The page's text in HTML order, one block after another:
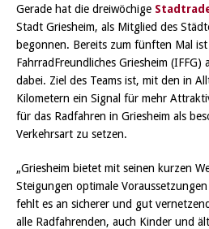
Gerade hat die dreiwöchige
Stadt Griesheim, als Mitglied des
begonnen. Bereits zum fünften Mal
FahrradFreundliches Griesheim
dabei. Ziel des Teams ist, mit den in
Kilometern ein Signal für mehr
für das Radfahren in Griesheim als
Verkehrsart zu setzen.
„Griesheim bietet mit seinen kurzen
Steigungen optimale
fehlt es an sicherer und gut
alle Radfahrenden, auch Kinder und